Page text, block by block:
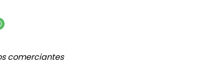
comerciantes